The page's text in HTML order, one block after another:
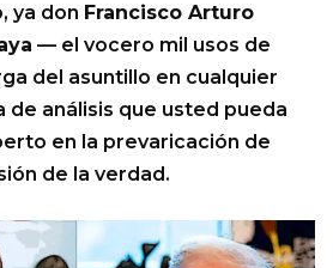
ya don Francisco Arturo
— el vocero mil usos de
del asuntillo en cualquier
de análisis que usted pueda
en la prevaricación de
de la verdad.